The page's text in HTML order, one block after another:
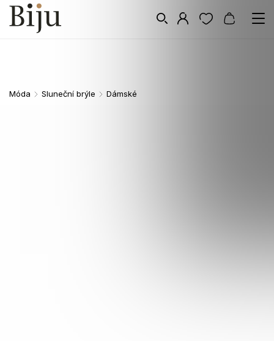
Móda / Sluneční brýle / Dámské